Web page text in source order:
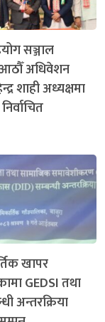
सञ्जाल
अधिवेशन
शाही अध्यक्षमा
खापर
GEDSI तथा
अन्तरक्रिया